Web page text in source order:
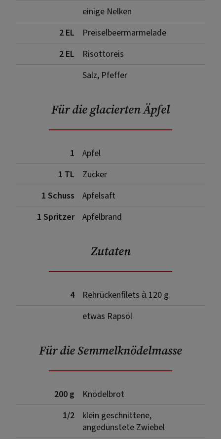
einige Nelken
2 EL
Preiselbeermarmelade
2 EL
Risottoreis
Salz, Pfeffer
Für die glacierten Äpfel
1
Apfel
1 TL
Zucker
1 Schuss
Apfelsaft
1 Spritzer
Apfelbrand
Zutaten
4
Rehrückenfilets à 120 g
etwas Rapsöl
Für die Semmelknödelmasse
200 g
Knödelbrot
1/2
klein geschnittene,
angedünstete Zwiebel